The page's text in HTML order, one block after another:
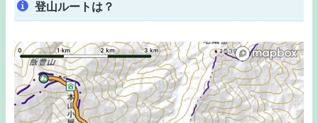
登山ルートは？